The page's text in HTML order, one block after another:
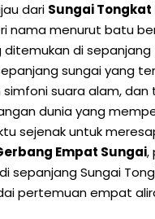
dari Sungai Tongkat
nama menurut batu
di sepanjang
sungai yang
simfoni suara alam,
dunia yang
sejenak untuk
Empat Sungai,
sepanjang Sungai
pertemuan empat